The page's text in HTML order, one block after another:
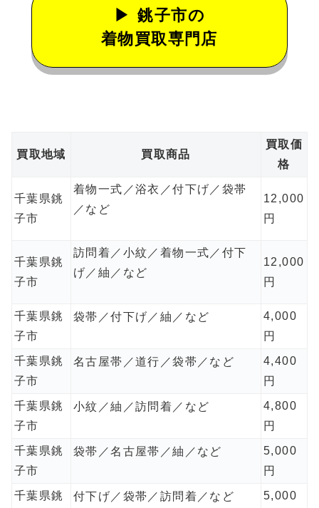
銚子市の
着物買取専門店
買取地域 買取商品
買取価
格
千葉県銚
子市
着物一式／浴衣／付下げ／袋帯
／など
12,000
円
千葉県銚
子市
訪問着／小紋／着物一式／付下
げ／紬／など
12,000
円
千葉県銚
子市
袋帯／付下げ／紬／など
4,000
円
千葉県銚
子市
名古屋帯／道行／袋帯／など
4,400
円
千葉県銚
子市
小紋／紬／訪問着／など
4,800
円
千葉県銚
子市
袋帯／名古屋帯／紬／など
5,000
円
千葉県銚
付下げ／袋帯／訪問着／など
5,000